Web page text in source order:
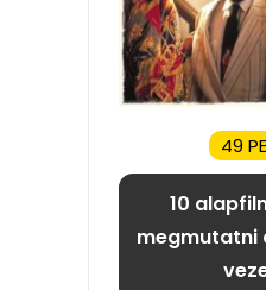
49
10
megmutatni